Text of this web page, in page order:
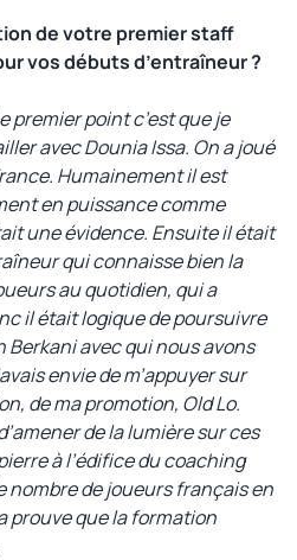
de votre premier staff
vos débuts d’entraîneur ?
premier point c’est que je
avec Dounia Issa. On a joué
Humainement il est
en puissance comme
une évidence. Ensuite il était
qui connaisse bien la
au quotidien, qui a
il était logique de poursuivre
Berkani avec qui nous avons
envie de m’appuyer sur
de ma promotion, Old Lo.
de la lumière sur ces
à l’édifice du coaching
nombre de joueurs français en
prouve que la formation